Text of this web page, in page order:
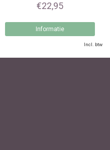
€22,95
Informatie
Incl. btw